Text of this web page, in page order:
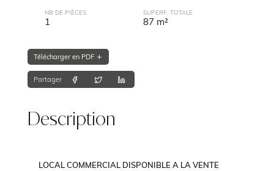
NB DE PIÈCES
1
SUPERF. TOTALE
87 m²
Télécharger en PDF
Partager
Description
LOCAL COMMERCIAL DISPONIBLE A LA VENTE